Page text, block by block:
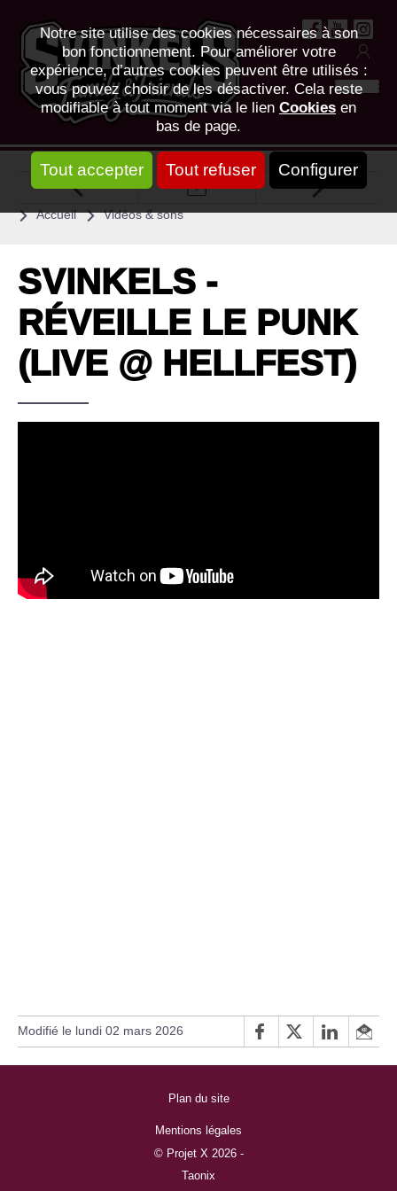
Notre site utilise des cookies nécessaires à son
bon fonctionnement. Pour améliorer votre
expérience, d’autres cookies peuvent être utilisés :
vous pouvez choisir de les désactiver. Cela reste
modifiable à tout moment via le lien Cookies en
bas de page.
Tout accepter Tout refuser Configurer
Accueil Vidéos & sons
SVINKELS -
RÉVEILLE LE PUNK
(LIVE @ HELLFEST)
Modifié le lundi 02 mars 2026
Plan du site
Mentions légales
© Projet X 2026 -
Taonix